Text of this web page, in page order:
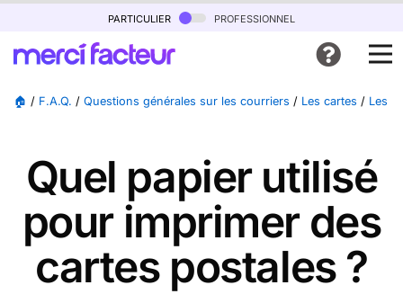
particulier professionnel
🏠 / F.A.Q. / Questions générales sur les courriers / Les cartes / Les
Quel papier utilisé
pour imprimer des
cartes postales ?